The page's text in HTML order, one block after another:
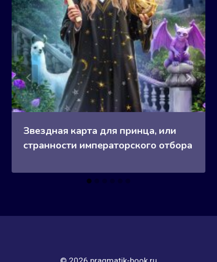
Звездная карта для принца, или
странности императорского отбора